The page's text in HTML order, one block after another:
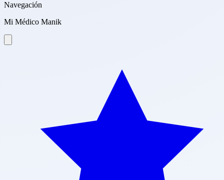
Navegación
Mi Médico Manik